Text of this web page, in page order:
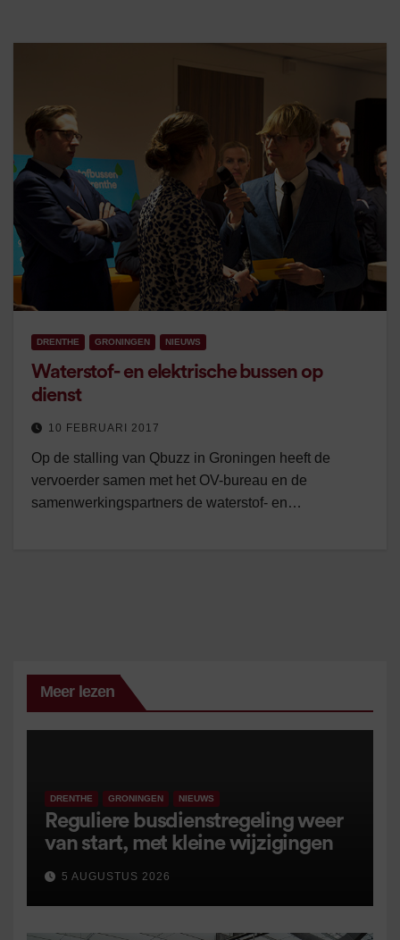
DRENTHE GRONINGEN NIEUWS
Waterstof- en elektrische bussen op
dienst
10 FEBRUARI 2017
Op de stalling van Qbuzz in Groningen heeft de
vervoerder samen met het OV-bureau en de
samenwerkingspartners de waterstof- en…
Meer lezen
DRENTHE GRONINGEN NIEUWS
Reguliere busdienstregeling weer
van start, met kleine wijzigingen
5 AUGUSTUS 2026